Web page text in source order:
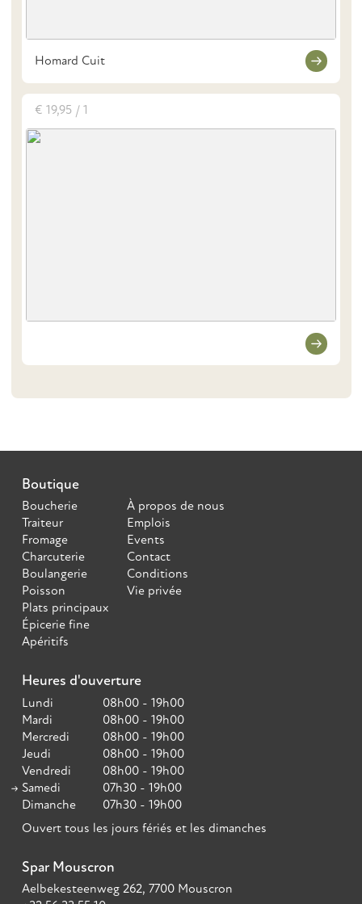
Homard Cuit
€ 19,95 / 1
Boutique
Boucherie
Traiteur
Fromage
Charcuterie
Boulangerie
Poisson
Plats principaux
Épicerie fine
Apéritifs
À propos de nous
Emplois
Events
Contact
Conditions
Vie privée
Heures d'ouverture
Lundi
08h00 - 19h00
Mardi
08h00 - 19h00
Mercredi
08h00 - 19h00
Jeudi
08h00 - 19h00
Vendredi
08h00 - 19h00
Samedi
07h30 - 19h00
Dimanche
07h30 - 19h00
Ouvert tous les jours fériés et les dimanches
Spar Mouscron
Aelbekesteenweg 262, 7700 Mouscron